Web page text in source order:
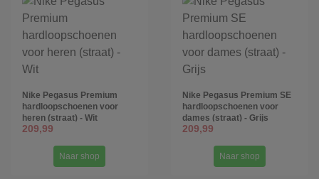
Nike Pegasus Premium
hardloopschoenen voor
heren (straat) - Wit
209,99
Naar shop
Nike Pegasus Premium SE
hardloopschoenen voor
dames (straat) - Grijs
209,99
Naar shop